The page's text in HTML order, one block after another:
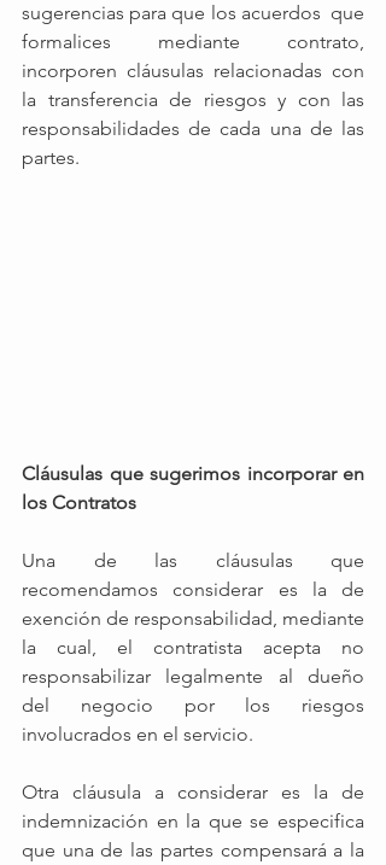
sugerencias para que los acuerdos  que
formalices mediante contrato,
incorporen cláusulas relacionadas con
la transferencia de riesgos y con las
responsabilidades de cada una de las
partes.
Cláusulas que sugerimos incorporar en
los Contratos
Una de las cláusulas que
recomendamos considerar es la de
exención de responsabilidad, mediante
la cual, el contratista acepta no
responsabilizar legalmente al dueño
del negocio por los riesgos
involucrados en el servicio.
Otra cláusula a considerar es la de
indemnización en la que se especifica
que una de las partes compensará a la